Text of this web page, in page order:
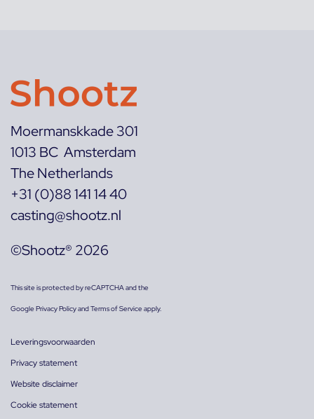
Moermanskkade 301
1013 BC Amsterdam
The Netherlands
+31 (0)88 141 14 40
casting@shootz.nl
©Shootz® 2026
This site is protected by reCAPTCHA and the
GooglePrivacy PolicyandTerms of Serviceapply.
Leveringsvoorwaarden
Privacy statement
Website disclaimer
Cookie statement